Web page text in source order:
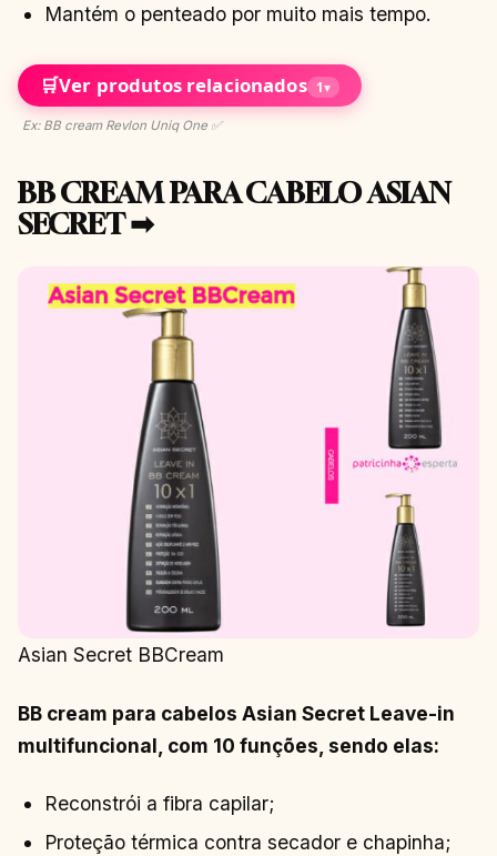
Mantém o penteado por muito mais tempo.
🛒Ver produtos relacionados 1▾
Ex: BB cream Revlon Uniq One ✅
BB CREAM PARA CABELO ASIAN
SECRET ➡
Asian Secret BBCream
BB cream para cabelos Asian Secret Leave-in
multifuncional, com 10 funções, sendo elas:
Reconstrói a fibra capilar;
Proteção térmica contra secador e chapinha;